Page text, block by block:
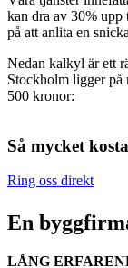
kan dra av 30% upp
på att anlita en
Nedan kalkyl är ett
Stockholm ligger på
500 kronor:
Så mycket
Ring oss direkt
En
LÅNG